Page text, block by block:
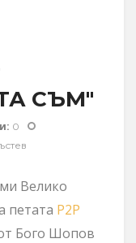
СЪМ"
0
Велико
петата P2P
Бого Шопов